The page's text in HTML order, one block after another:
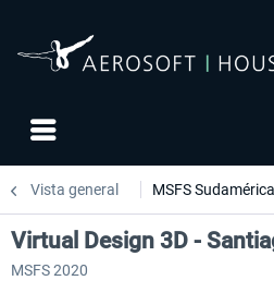
Vista general MSFS Sudamérica
Virtual Design 3D -
MSFS 2020